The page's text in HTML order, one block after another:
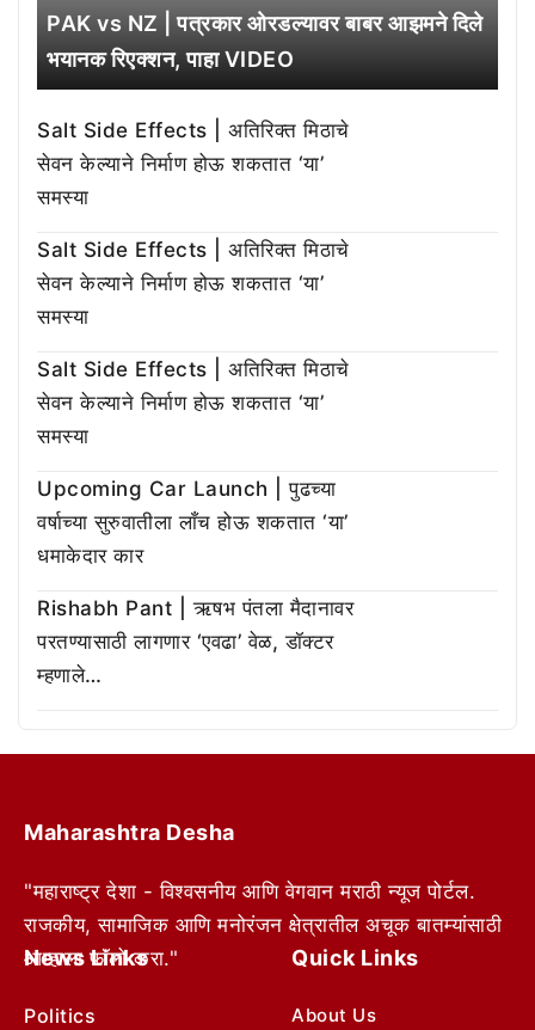
PAK vs NZ | पत्रकार ओरडल्यावर बाबर आझमने दिले
भयानक रिएक्शन, पाहा VIDEO
Salt Side Effects | अतिरिक्त मिठाचे
सेवन केल्याने निर्माण होऊ शकतात ‘या’
समस्या
Salt Side Effects | अतिरिक्त मिठाचे
सेवन केल्याने निर्माण होऊ शकतात ‘या’
समस्या
Salt Side Effects | अतिरिक्त मिठाचे
सेवन केल्याने निर्माण होऊ शकतात ‘या’
समस्या
Upcoming Car Launch | पुढच्या
वर्षाच्या सुरुवातीला लाँच होऊ शकतात ‘या’
धमाकेदार कार
Rishabh Pant | ऋषभ पंतला मैदानावर
परतण्यासाठी लागणार ‘एवढा’ वेळ, डॉक्टर
म्हणाले…
Maharashtra Desha
"महाराष्ट्र देशा - विश्वसनीय आणि वेगवान मराठी न्यूज पोर्टल.
राजकीय, सामाजिक आणि मनोरंजन क्षेत्रातील अचूक बातम्यांसाठी
आम्हाला फॉलो करा."
News Links
Politics
Quick Links
About Us